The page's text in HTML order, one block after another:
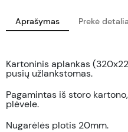
Aprašymas Prekė
Kartoninis aplankas
pusių užlankstomas.
Pagamintas iš storo
plėvele.
Nugarėlės plotis 20mm.